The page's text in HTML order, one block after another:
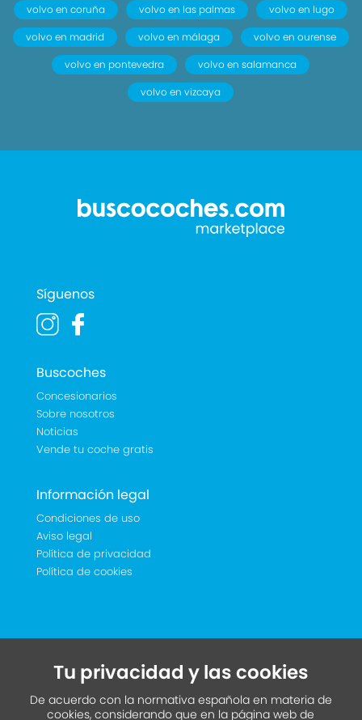
volvo en coruña
volvo en las palmas
volvo en lugo
volvo en madrid
volvo en málaga
volvo en ourense
volvo en pontevedra
volvo en salamanca
volvo en vizcaya
Síguenos
Buscoches
Concesionarios
Sobre nosotros
Noticias
Vende tu coche gratis
Información legal
Condiciones de uso
Aviso legal
Política de privacidad
Política de cookies
Tu privacidad y las cookies
De acuerdo con la normativa española en materia de
cookies, considerando que en la página web de